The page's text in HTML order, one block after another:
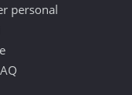
personal